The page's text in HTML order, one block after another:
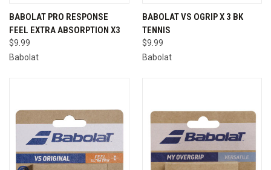
BABOLAT PRO RESPONSE
FEEL EXTRA ABSORPTION X3
$9.99
Babolat
BABOLAT VS OGRIP X 3 BK
TENNIS
$9.99
Babolat